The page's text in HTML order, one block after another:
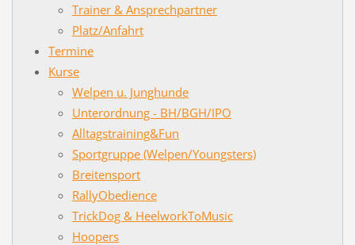
Trainer & Ansprechpartner
Platz/Anfahrt
Termine
Kurse
Welpen u. Junghunde
Unterordnung - BH/BGH/IPO
Alltagstraining&Fun
Sportgruppe (Welpen/Youngsters)
Breitensport
RallyObedience
TrickDog & HeelworkToMusic
Hoopers